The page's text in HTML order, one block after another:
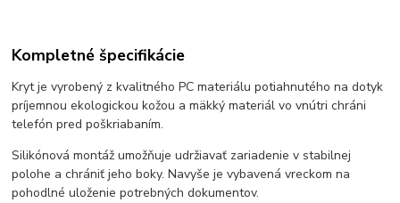
Kompletné špecifikácie
Kryt je vyrobený z kvalitného PC materiálu potiahnutého na dotyk
príjemnou ekologickou kožou a mäkký materiál vo vnútri chráni
telefón pred poškriabaním.
Silikónová montáž umožňuje udržiavať zariadenie v stabilnej
polohe a chrániť jeho boky. Navyše je vybavená vreckom na
pohodlné uloženie potrebných dokumentov.